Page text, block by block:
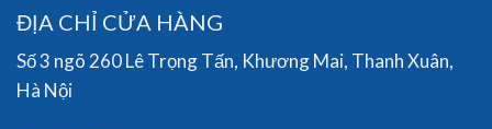
ĐỊA CHỈ CỬA HÀNG
Số 3 ngõ 260 Lê Trọng Tấn, Khương Mai, Thanh Xuân,
Hà Nội